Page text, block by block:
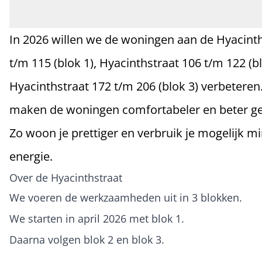
In 2026 willen we de woningen aan de
t/m 115 (blok 1), Hyacinthstraat 106 t/m 122
Hyacinthstraat 172 t/m 206 (blok 3)
maken de woningen comfortabeler en beter
Zo woon je prettiger en verbruik je mogelijk
energie.
Over de Hyacinthstraat
We voeren de werkzaamheden uit in 3 blokken.
We starten in april 2026 met blok 1.
Daarna volgen blok 2 en blok 3.